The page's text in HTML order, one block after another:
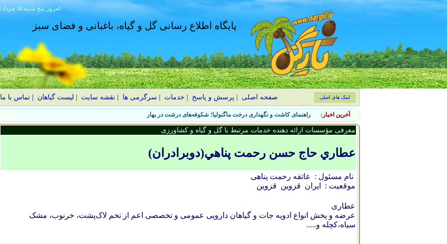
۱۴۰۵ پنج شنبه ۱۵ مرداد امروز
پایگاه اطلاع رسانی گل و گیاه، باغبانی و فضای سبز
صفحه اصلی پرسش و پاسخ خدمات سرگرمی ها نقشه سایت لیست گیاهان |تماس با ما لینک های اصلی
آخرین اخبار: راهنمای کاشت و نگهداری درخت ماگنولیا؛ شکوفه‌های درشت در بهار
معرفی مؤسسات ارائه دهنده خدمات مرتبط با گل و گیاه و کشاورزی
عطاري حاج حسن رحمت پناهي(دوبرادران)
نام مسئول :
عاتقه رحمت پناهی
موقعیت :
ایران قزوين قزوين
عطاری
عرضه و پخش انواع ادویه جات و گیاهان دارویی عمومی و تخصصی اعم از تخم لاک‌پشت، خرنوب، مشک
سیاه،کچله و.....